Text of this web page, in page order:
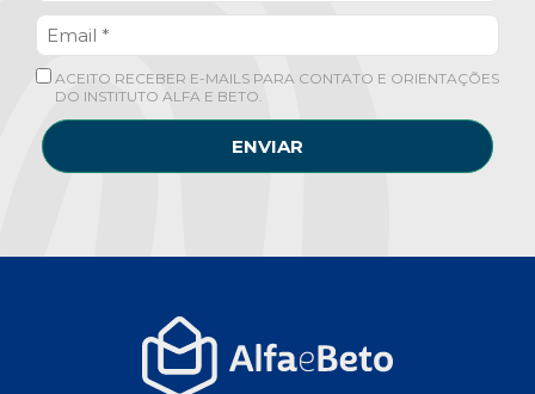
ACEITO RECEBER E-MAILS PARA CONTATO E ORIENTAÇÕES
DO INSTITUTO ALFA E BETO.
ENVIAR